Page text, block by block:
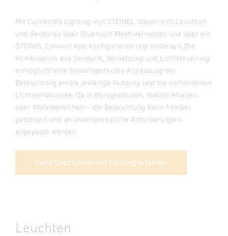
Mit Connected Lighting von STEINEL lassen sich Leuchten
und Sensoren über Bluetooth Mesh vernetzen und über die
STEINEL Connect App konfigurieren und bedienen. Die
Kombination aus Sensorik, Vernetzung und Lichtsteuerung
ermöglicht eine bedarfsgerechte Anpassung der
Beleuchtung an die jeweilige Nutzung und die vorhandenen
Lichtverhältnisse. Ob in Bürogebäuden, Industriehallen
oder Wohnbereichen – die Beleuchtung kann flexibel
gesteuert und an unterschiedliche Anforderungen
angepasst werden.
mehr über Connected Lighting erfahren
Leuchten